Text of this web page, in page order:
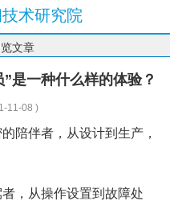
术研究院
文章
是一种什么样的体验？
11-08 )
陪伴者，从设计到生产，
，从操作设置到故障处